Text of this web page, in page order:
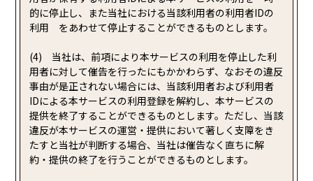
的に停止し、また当社における当該利用者の利用者IDの
利用 をあわせて停止することができるものとします。
(4) 当社は、前項により本サービスの利用を停止した利
用者に対して催告を行ったにもかかわらず、なおその違反
事由が是正されない場合には、当該利用者および利用者
IDによる本サービスの利用登録を解約し、本サービスの
提供を終了することができるものとします。ただし、当該
違反が本サービスの運営・提供において著しく支障をき
たすと当社が判断する場合、当社は催告なく直ちに解
約・提供の終了を行うことができるものとします。